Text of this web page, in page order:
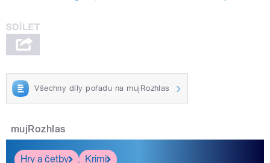
Všechny díly pořadu na mujRozhlas
mujRozhlas
Hry a četby
Krimi